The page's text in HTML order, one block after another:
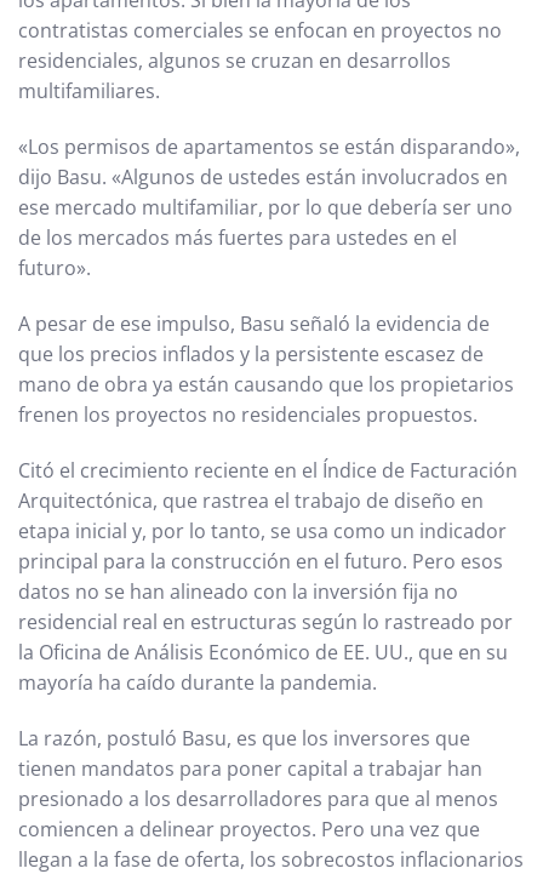
contratistas comerciales se enfocan en proyectos no
residenciales, algunos se cruzan en desarrollos
multifamiliares.
«Los permisos de apartamentos se están disparando»,
dijo Basu. «Algunos de ustedes están involucrados en
ese mercado multifamiliar, por lo que debería ser uno
de los mercados más fuertes para ustedes en el
futuro».
A pesar de ese impulso, Basu señaló la evidencia de
que los precios inflados y la persistente escasez de
mano de obra ya están causando que los propietarios
frenen los proyectos no residenciales propuestos.
Citó el crecimiento reciente en el Índice de Facturación
Arquitectónica, que rastrea el trabajo de diseño en
etapa inicial y, por lo tanto, se usa como un indicador
principal para la construcción en el futuro. Pero esos
datos no se han alineado con la inversión fija no
residencial real en estructuras según lo rastreado por
la Oficina de Análisis Económico de EE. UU., que en su
mayoría ha caído durante la pandemia.
La razón, postuló Basu, es que los inversores que
tienen mandatos para poner capital a trabajar han
presionado a los desarrolladores para que al menos
comiencen a delinear proyectos. Pero una vez que
llegan a la fase de oferta, los sobrecostos inflacionarios